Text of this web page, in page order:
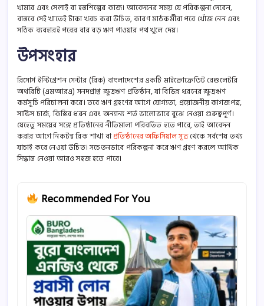
খামার এবং সেলাই বা হস্তশিল্পের কাজ। আবেদনের সময় যে পরিকল্পনা দেবেন,
বাস্তবে সেই খাতেই টাকা খরচ করা উচিত, কারণ মাঠকর্মীরা পরে খোঁজ নেন এবং
সঠিক ব্যবহারই পরের বার বড় ঋণ পাওয়ার পথ খুলে দেয়।
উপসংহার
রিসোর্স ইন্টিগ্রেশন সেন্টার (রিক) বাংলাদেশের একটি মাইক্রোক্রেডিট রেগুলেটরি
অথরিটি (এমআরএ) সনদপ্রাপ্ত ক্ষুদ্রঋণ প্রতিষ্ঠান, যা বিভিন্ন ধরনের ক্ষুদ্রঋণ
কর্মসূচি পরিচালনা করে। তবে ঋণ গ্রহণের আগে যোগ্যতা, প্রয়োজনীয় কাগজপত্র,
সার্ভিস চার্জ, কিস্তির ধরন এবং অন্যান্য শর্ত ভালোভাবে বুঝে নেওয়া গুরুত্বপূর্ণ।
যেহেতু সময়ের সঙ্গে প্রতিষ্ঠানের নীতিমালা পরিবর্তিত হতে পারে, তাই আবেদন
করার আগে নিকটস্থ রিক শাখা বাপ্রতিষ্ঠানের অফিসিয়াল সূত্রথেকে সর্বশেষ তথ্য
যাচাই করে নেওয়া উচিত। সচেতনভাবে পরিকল্পনা করে ঋণ গ্রহণ করলে আর্থিক
সিদ্ধান্ত নেওয়া আরও সহজ হতে পারে।
Recommended For You